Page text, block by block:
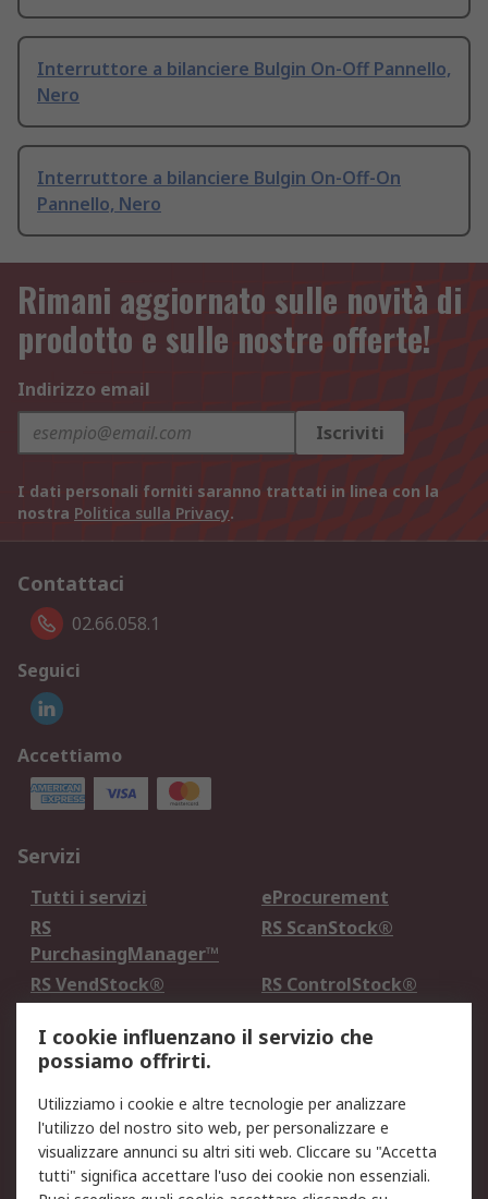
Interruttore a bilanciere Bulgin On-Off Pannello,
Nero
Interruttore a bilanciere Bulgin On-Off-On
Pannello, Nero
Rimani aggiornato sulle novità di
prodotto e sulle nostre offerte!
Indirizzo email
Iscriviti
I dati personali forniti saranno trattati in linea con la
nostra Politica sulla Privacy.
Contattaci
02.66.058.1
Seguici
Accettiamo
Servizi
Tutti i servizi
eProcurement
RS
PurchasingManager™
RS ScanStock®
RS VendStock®
RS ControlStock®
Legale
Informativa Cookie
Informativa Privacy -
Aggiornata
Email Security
Termini d'uso
I cookie influenzano il servizio che
possiamo offrirti.
Utilizziamo i cookie e altre tecnologie per analizzare
l'utilizzo del nostro sito web, per personalizzare e
visualizzare annunci su altri siti web. Cliccare su "Accetta
tutti" significa accettare l'uso dei cookie non essenziali.